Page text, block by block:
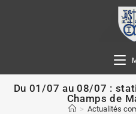
Du 01/07 au 08/07 :
Champs de
> Actualités